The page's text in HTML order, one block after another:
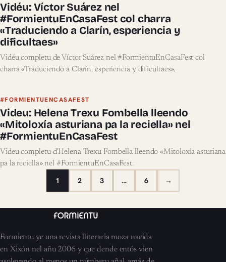
Vidéu: Víctor Suárez nel
#FormientuEnCasaFest col charra
«Traduciendo a Clarín, esperiencia y
dificultaes»
Vidéu completu de Víctor Suárez nel #FormientuEnCasaFest col
charra «Traduciendo a Clarín, esperiencia y dificultaes».
#FORMIENTUENCASAFEST
Videu: Helena Trexu Fombella lleendo
«Mitoloxía asturiana pa la reciella» nel
#FormientuEnCasaFest
Videu completu d’Helena Trexu Fombella lleendo «Mitoloxía asturiana
pa la reciella» nel #FormientuEnCasaFest.
1 2 3 … 6 →
Formientu ye una revista lliteraria moza nacida
en Xixón nel añu 2006 y que dende entós vien